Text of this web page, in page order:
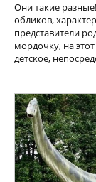
Они такие
обликов,
представители
мордочку, на
детское,